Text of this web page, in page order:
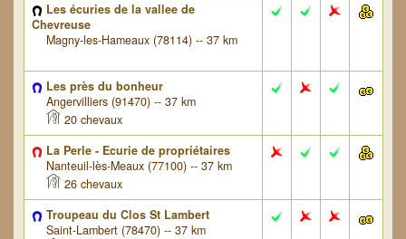
Les écuries de la vallee de
Chevreuse
Magny-les-Hameaux (78114) -- 37 km
Les près du bonheur
Angervilliers (91470) -- 37 km
20 chevaux
La Perle - Ecurie de propriétaires
Nanteuil-lès-Meaux (77100) -- 37 km
26 chevaux
Troupeau du Clos St Lambert
Saint-Lambert (78470) -- 37 km